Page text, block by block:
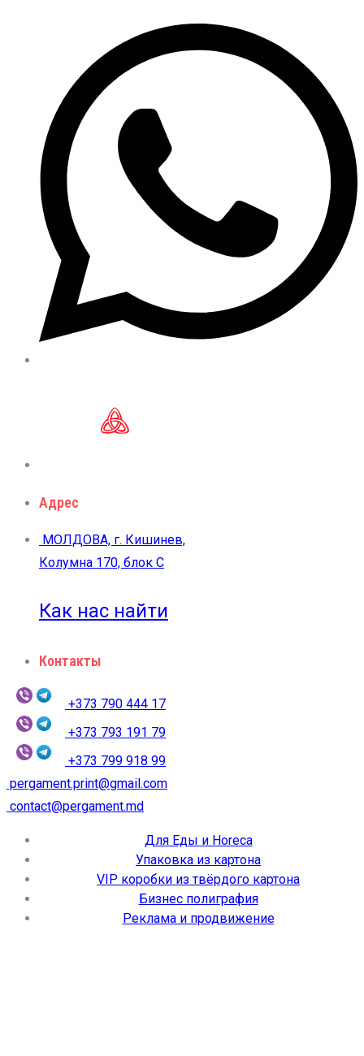
Адрес
МОЛДОВА, г. Кишинев,
Колумна 170, блок C
Как нас найти
Контакты
+373 790 444 17
+373 793 191 79
+373 799 918 99
pergament.print@gmail.com
contact@pergament.md
Для Еды и Horeca
Упаковка из картона
VIP коробки из твёрдого картона
Бизнес полиграфия
Реклама и продвижение